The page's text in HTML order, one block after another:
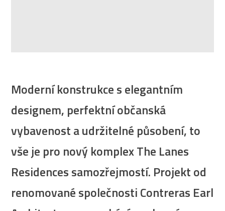
Moderní konstrukce s elegantním
designem, perfektní občanská
vybavenost a udržitelné působení, to
vše je pro nový komplex The Lanes
Residences samozřejmostí. Projekt od
renomované společnosti Contreras Earl